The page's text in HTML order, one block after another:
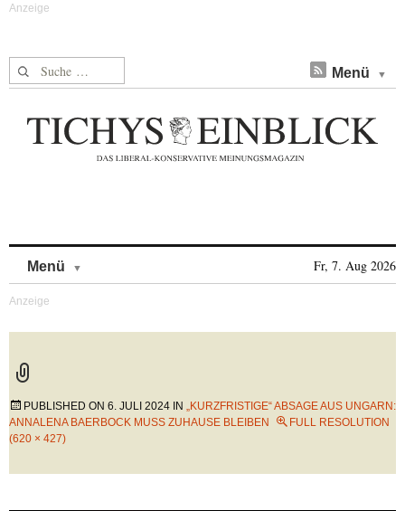
Suche nach: Menü
Menü Fr, 7. Aug 2026
PUBLISHED ON 6. JULI 2024 IN „KURZFRISTIGE“ ABSAGE AUS UNGARN:
ANNALENA BAERBOCK MUSS ZUHAUSE BLEIBEN
FULL RESOLUTION
(620 × 427)